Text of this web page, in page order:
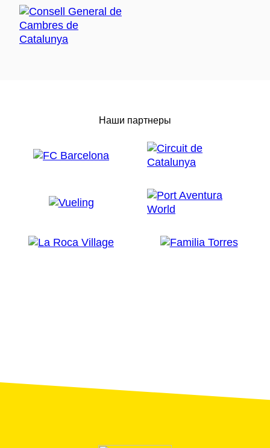
Наши партнеры